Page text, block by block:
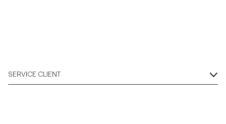
SERVICE CLIENT